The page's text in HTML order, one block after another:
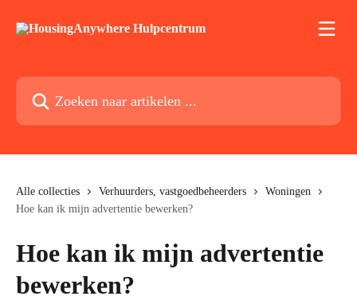
Zoeken naar artikelen ...
Alle collecties Verhuurders, vastgoedbeheerders
Woningen
Hoe kan ik mijn advertentie bewerken?
Hoe kan ik mijn advertentie
bewerken?